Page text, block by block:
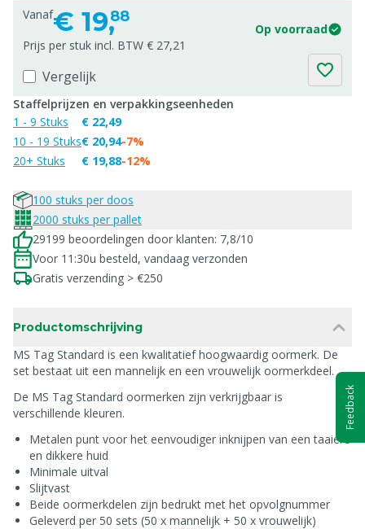
Vanaf€ 19,88
Op voorraad
Prijs per stuk incl. BTW € 27,21
Vergelijk
Staffelprijzen en verpakkingseenheden
1 - 9 Stuks
10 - 19 Stuks
20+ Stuks
€ 22,49
€ 20,94
€ 19,88
-7%
-12%
100 stuks per doos
2000 stuks per pallet
29199 beoordelingen door klanten: 7,8/10
Voor 11:30u besteld, vandaag verzonden
Gratis verzending > €250
Productomschrijving
MS Tag Standard is een kwalitatief hoogwaardig oormerk. De
set bestaat uit een mannelijk en een vrouwelijk oormerkdeel.
De MS Tag Standard oormerken zijn verkrijgbaar is
verschillende kleuren.
Metalen punt voor het eenvoudiger inknijpen van een taaiere
en dikkere huid
Minimale uitval
Slijtvast
Beide oormerkdelen zijn bedrukt met het opvolgnummer
Geleverd per 50 sets (50 x mannelijk + 50 x vrouwelijk)
Feedback